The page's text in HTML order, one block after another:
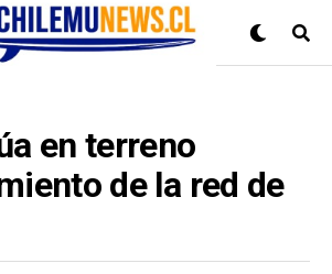
en terreno
de la red de